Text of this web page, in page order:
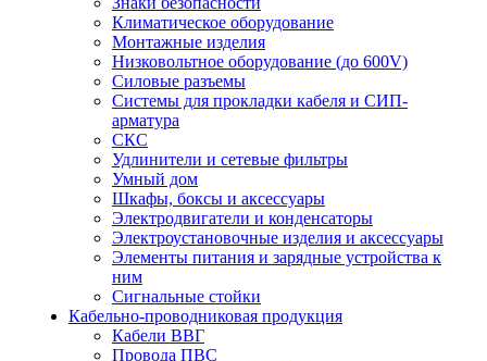
Климатическое оборудование
Монтажные изделия
Низковольтное оборудование (до 600V)
Силовые разъемы
Системы для прокладки кабеля и СИП-
арматура
СКС
Удлинители и сетевые фильтры
Умный дом
Шкафы, боксы и аксессуары
Электродвигатели и конденсаторы
Электроустановочные изделия и аксессуары
Элементы питания и зарядные устройства к
ним
Сигнальные стойки
Кабельно-проводниковая продукция
Кабели ВВГ
Провода ПВС